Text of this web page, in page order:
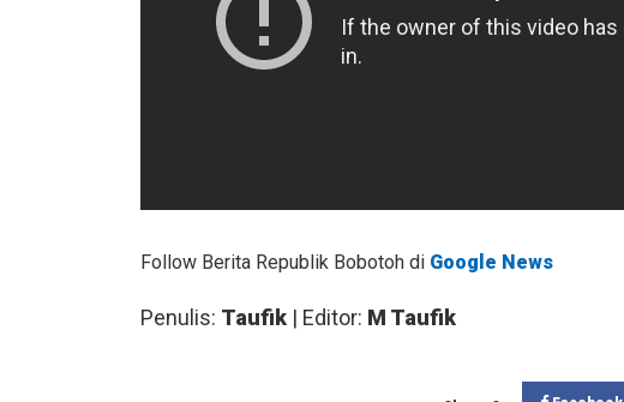
Follow Berita Republik Bobotoh di Google News
Penulis: Taufik | Editor: M Taufik